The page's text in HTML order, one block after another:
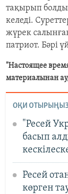
тақырып
келеді.
жүрек
патриот. Бәрі
"Настоящее
материалынан
ОҚИ
"Ресей
басып
Ресей
көрген